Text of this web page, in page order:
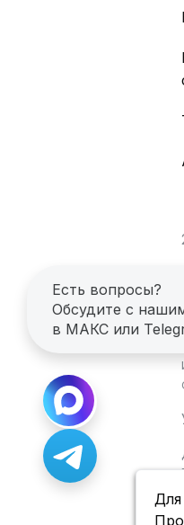
Есть вопросы?
Обсудите с
в МАКС или
Для